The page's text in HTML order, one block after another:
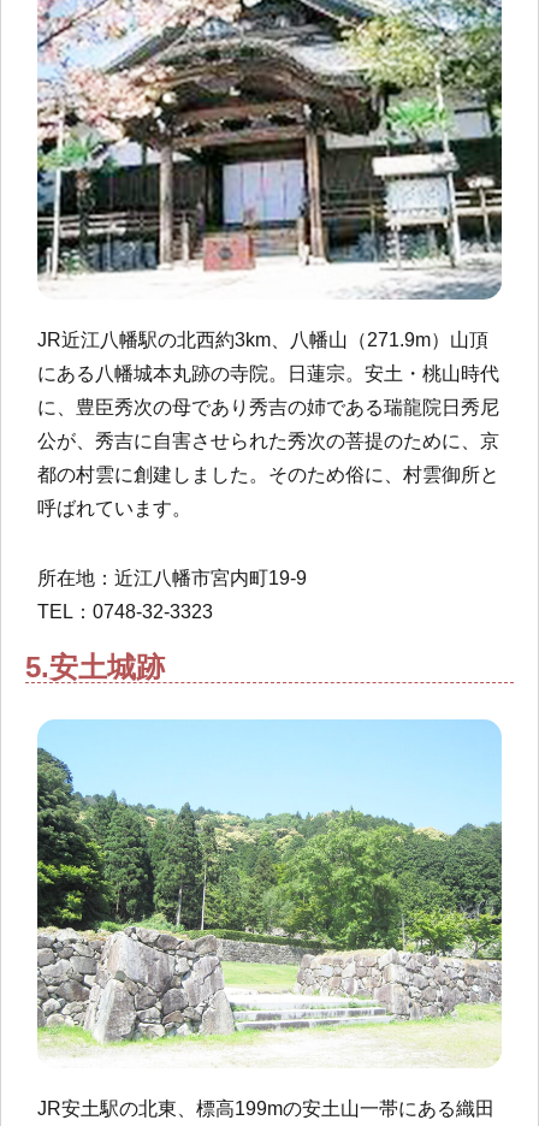
JR近江八幡駅の北西約3km、八幡山（271.9m）山頂
にある八幡城本丸跡の寺院。日蓮宗。安土・桃山時代
に、豊臣秀次の母であり秀吉の姉である瑞龍院日秀尼
公が、秀吉に自害させられた秀次の菩提のために、京
都の村雲に創建しました。そのため俗に、村雲御所と
呼ばれています。
所在地：近江八幡市宮内町19-9
TEL：0748-32-3323
5.安土城跡
JR安土駅の北東、標高199mの安土山一帯にある織田